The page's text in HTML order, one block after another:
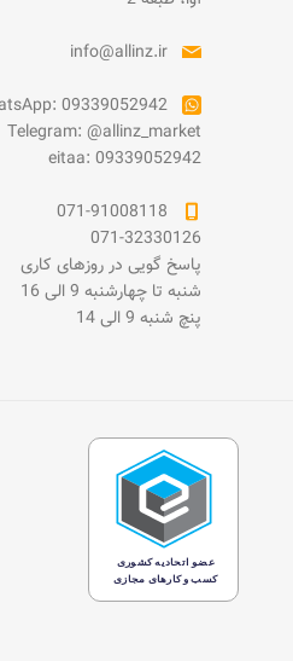
info@allinz.ir
09339052942
Telegram: @allinz_market
eitaa: 09339052942
071-91008118
071-32330126
پاسخ گویی در روزهای کاری
شنبه تا چهارشنبه 9 الی 16
پنچ شنبه 9 الی 14